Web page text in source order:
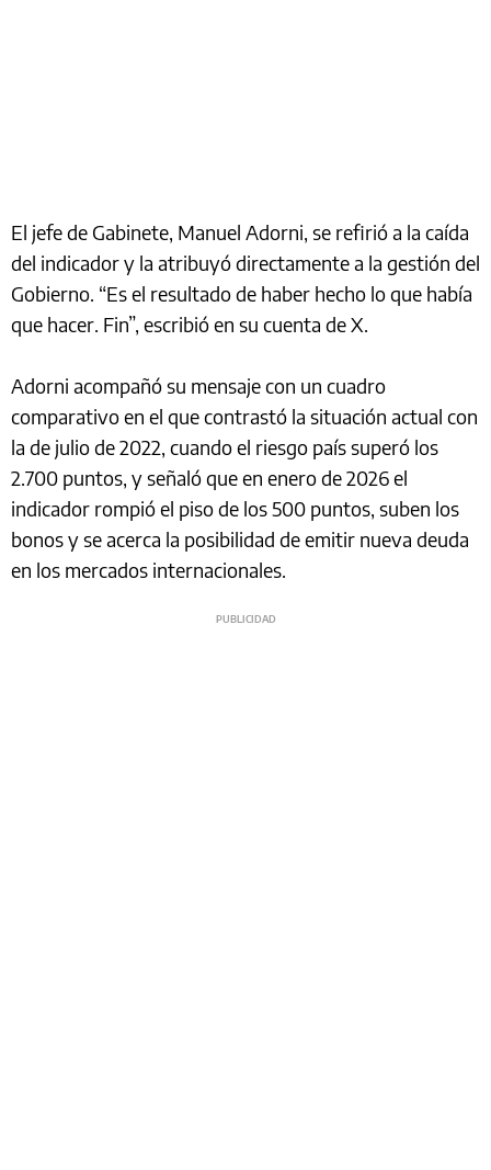
El jefe de Gabinete, Manuel Adorni, se refirió a la caída
del indicador y la atribuyó directamente a la gestión del
Gobierno. “Es el resultado de haber hecho lo que había
que hacer. Fin”, escribió en su cuenta de X.
Adorni acompañó su mensaje con un cuadro
comparativo en el que contrastó la situación actual con
la de julio de 2022, cuando el riesgo país superó los
2.700 puntos, y señaló que en enero de 2026 el
indicador rompió el piso de los 500 puntos, suben los
bonos y se acerca la posibilidad de emitir nueva deuda
en los mercados internacionales.